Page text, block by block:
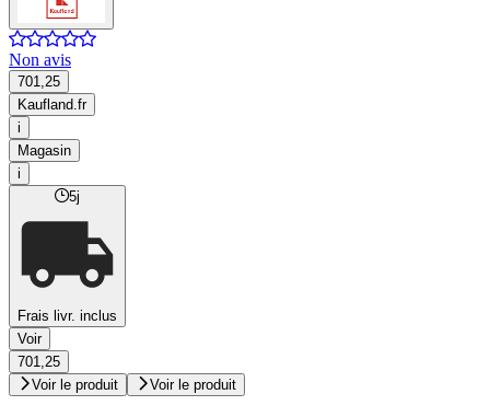
Non avis
701,25
Kaufland.fr
i
Magasin
i
5j
Frais livr. inclus
Voir
701,25
Voir le produit
Voir le produit